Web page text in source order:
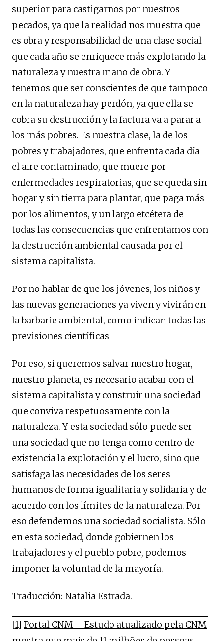
superior para castigarnos por nuestros
pecados, ya que la realidad nos muestra que
es obra y responsabilidad de una clase social
que cada año se enriquece más explotando la
naturaleza y nuestra mano de obra. Y
tenemos que ser conscientes de que tampoco
en la naturaleza hay perdón, ya que ella se
cobra su destrucción y la factura va a parar a
los más pobres. Es nuestra clase, la de los
pobres y trabajadores, que enfrenta cada día
el aire contaminado, que muere por
enfermedades respiratorias, que se queda sin
hogar y sin tierra para plantar, que paga más
por los alimentos, y un largo etcétera de
todas las consecuencias que enfrentamos con
la destrucción ambiental causada por el
sistema capitalista.
Por no hablar de que los jóvenes, los niños y
las nuevas generaciones ya viven y vivirán en
la barbarie ambiental, como indican todas las
previsiones científicas.
Por eso, si queremos salvar nuestro hogar,
nuestro planeta, es necesario acabar con el
sistema capitalista y construir una sociedad
que conviva respetuosamente con la
naturaleza. Y esta sociedad sólo puede ser
una sociedad que no tenga como centro de
existencia la explotación y el lucro, sino que
satisfaga las necesidades de los seres
humanos de forma igualitaria y solidaria y de
acuerdo con los límites de la naturaleza. Por
eso defendemos una sociedad socialista. Sólo
en esta sociedad, donde gobiernen los
trabajadores y el pueblo pobre, podemos
imponer la voluntad de la mayoría.
Traducción: Natalia Estrada.
[1] Portal CNM – Estudo atualizado pela CNM